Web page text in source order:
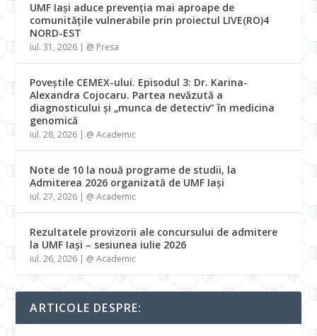
UMF Iași aduce prevenția mai aproape de
comunitățile vulnerabile prin proiectul LIVE(RO)4
NORD-EST
iul. 31, 2026 @ Presa
Poveștile CEMEX-ului. Episodul 3: Dr. Karina-
Alexandra Cojocaru. Partea nevăzută a
diagnosticului și „munca de detectiv” în medicina
genomică
iul. 28, 2026 @ Academic
Note de 10 la nouă programe de studii, la
Admiterea 2026 organizată de UMF Iași
iul. 27, 2026 @ Academic
Rezultatele provizorii ale concursului de admitere
la UMF Iași – sesiunea iulie 2026
iul. 26, 2026 @ Academic
ARTICOLE DESPRE: